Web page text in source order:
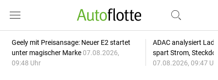
Geely mit Preisansage: Neuer E2 startet
unter magischer Marke 07.08.2026,
09:48 Uhr
ADAC analysiert
spart Strom,
07.08.2026, 09:47